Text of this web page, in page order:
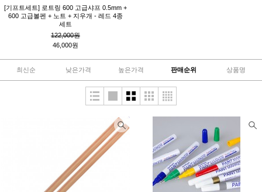
[기프트세트] 로트링 600 고급샤프 0.5mm +
600 고급볼펜 + 노트 + 지우개 - 레드 4종
세트
122,000원
46,000원
최신순 낮은가격 높은가격 판매순위 상품명